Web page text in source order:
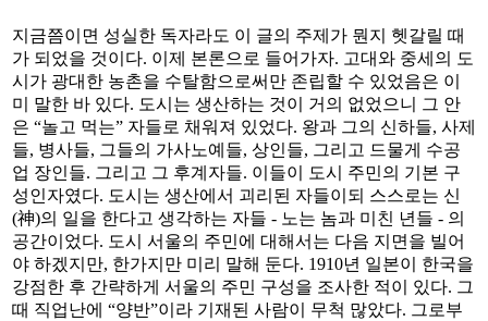
지금쯤이면 성실한 독자라도 이 글의 주제가 뭔지 헷갈릴 때
가 되었을 것이다. 이제 본론으로 들어가자. 고대와 중세의 도
시가 광대한 농촌을 수탈함으로써만 존립할 수 있었음은 이
미 말한 바 있다. 도시는 생산하는 것이 거의 없었으니 그 안
은 “놀고 먹는” 자들로 채워져 있었다. 왕과 그의 신하들, 사제
들, 병사들, 그들의 가사노예들, 상인들, 그리고 드물게 수공
업 장인들. 그리고 그 후계자들. 이들이 도시 주민의 기본 구
성인자였다. 도시는 생산에서 괴리된 자들이되 스스로는 신
(神)의 일을 한다고 생각하는 자들 - 노는 놈과 미친 년들 - 의
공간이었다. 도시 서울의 주민에 대해서는 다음 지면을 빌어
야 하겠지만, 한가지만 미리 말해 둔다. 1910년 일본이 한국을
강점한 후 간략하게 서울의 주민 구성을 조사한 적이 있다. 그
때 직업난에 “양반”이라 기재된 사람이 무척 많았다. 그로부